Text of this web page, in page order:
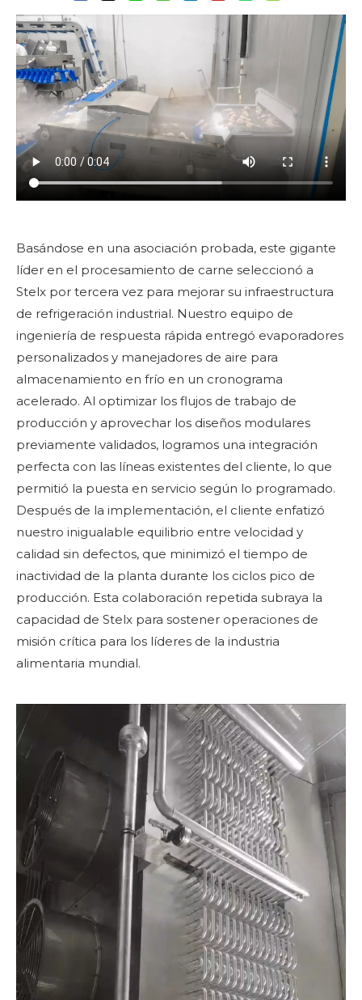
Basándose en una asociación probada, este gigante
líder en el procesamiento de carne seleccionó a
Stelx por tercera vez para mejorar su infraestructura
de refrigeración industrial. Nuestro equipo de
ingeniería de respuesta rápida entregó evaporadores
personalizados y manejadores de aire para
almacenamiento en frío en un cronograma
acelerado. Al optimizar los flujos de trabajo de
producción y aprovechar los diseños modulares
previamente validados, logramos una integración
perfecta con las líneas existentes del cliente, lo que
permitió la puesta en servicio según lo programado.
Después de la implementación, el cliente enfatizó
nuestro inigualable equilibrio entre velocidad y
calidad sin defectos, que minimizó el tiempo de
inactividad de la planta durante los ciclos pico de
producción. Esta colaboración repetida subraya la
capacidad de Stelx para sostener operaciones de
misión crítica para los líderes de la industria
alimentaria mundial.